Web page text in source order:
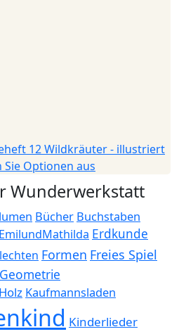
12 Wildkräuter - illustriert
Sie Optionen aus
Wunderwerkstatt
Bücher Buchstaben
EmilundMathilda Erdkunde
Formen Freies Spiel
Geometrie
Holz Kaufmannsladen
Kinderlieder